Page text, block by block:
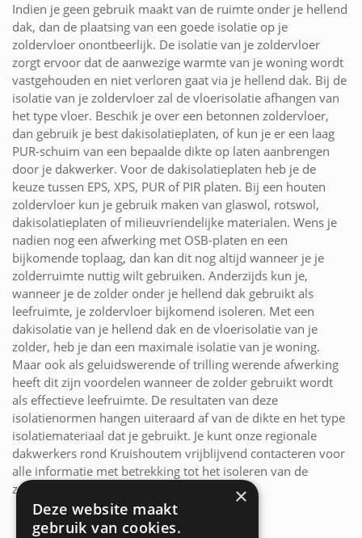
Indien je geen gebruik maakt van de ruimte onder je hellend
dak, dan de plaatsing van een goede isolatie op je
zoldervloer onontbeerlijk. De isolatie van je zoldervloer
zorgt ervoor dat de aanwezige warmte van je woning wordt
vastgehouden en niet verloren gaat via je hellend dak. Bij de
isolatie van je zoldervloer zal de vloerisolatie afhangen van
het type vloer. Beschik je over een betonnen zoldervloer,
dan gebruik je best dakisolatieplaten, of kun je er een laag
PUR-schuim van een bepaalde dikte op laten aanbrengen
door je dakwerker. Voor de dakisolatieplaten heb je de
keuze tussen EPS, XPS, PUR of PIR platen. Bij een houten
zoldervloer kun je gebruik maken van glaswol, rotswol,
dakisolatieplaten of milieuvriendelijke materialen. Wens je
nadien nog een afwerking met OSB-platen en een
bijkomende toplaag, dan kan dit nog altijd wanneer je je
zolderruimte nuttig wilt gebruiken. Anderzijds kun je,
wanneer je de zolder onder je hellend dak gebruikt als
leefruimte, je zoldervloer bijkomend isoleren. Met een
dakisolatie van je hellend dak en de vloerisolatie van je
zolder, heb je dan een maximale isolatie van je woning.
Maar ook als geluidswerende of trilling werende afwerking
heeft dit zijn voordelen wanneer de zolder gebruikt wordt
als effectieve leefruimte. De resultaten van deze
isolatienormen hangen uiteraard af van de dikte en het type
isolatiemateriaal dat je gebruikt. Je kunt onze regionale
dakwerkers rond Kruishoutem vrijblijvend contacteren voor
alle informatie met betrekking tot het isoleren van de
zoldervloer onder je hellend dak.
×
Deze website maakt
gebruik van cookies.